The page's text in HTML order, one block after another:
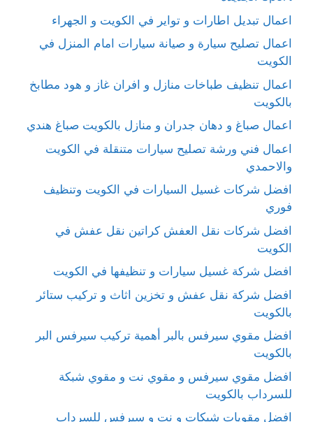
اعمال تبديل اطارات و تواير في الكويت و الجهراء
اعمال تصليح سيارة و صيانة سيارات امام المنزل في
الكويت
اعمال تنظيف طباخات منازل و افران غاز و هود مطابخ
بالكويت
اعمال صباغ و دهان جدران و منازل بالكويت صباغ هندي
اعمال فني ورشة تصليح سيارات متنقلة في الكويت
والاحمدي
افضل شركات غسيل السيارات في الكويت وتنظيف
فوري
افضل شركات نقل العفش كراتين نقل عفش في
الكويت
افضل شركة غسيل سيارات و تنظيفها في الكويت
افضل شركة نقل عفش و تخزين اثاث و تركيب ستائر
بالكويت
افضل مقوي سيرفس بالبر أهمية تركيب سيرفس البر
بالكويت
افضل مقوي سيرفس و مقوي نت و مقوي شبكة
للسرداب بالكويت
افضل مقويات شبكات و نت و سيرفس للسرداب